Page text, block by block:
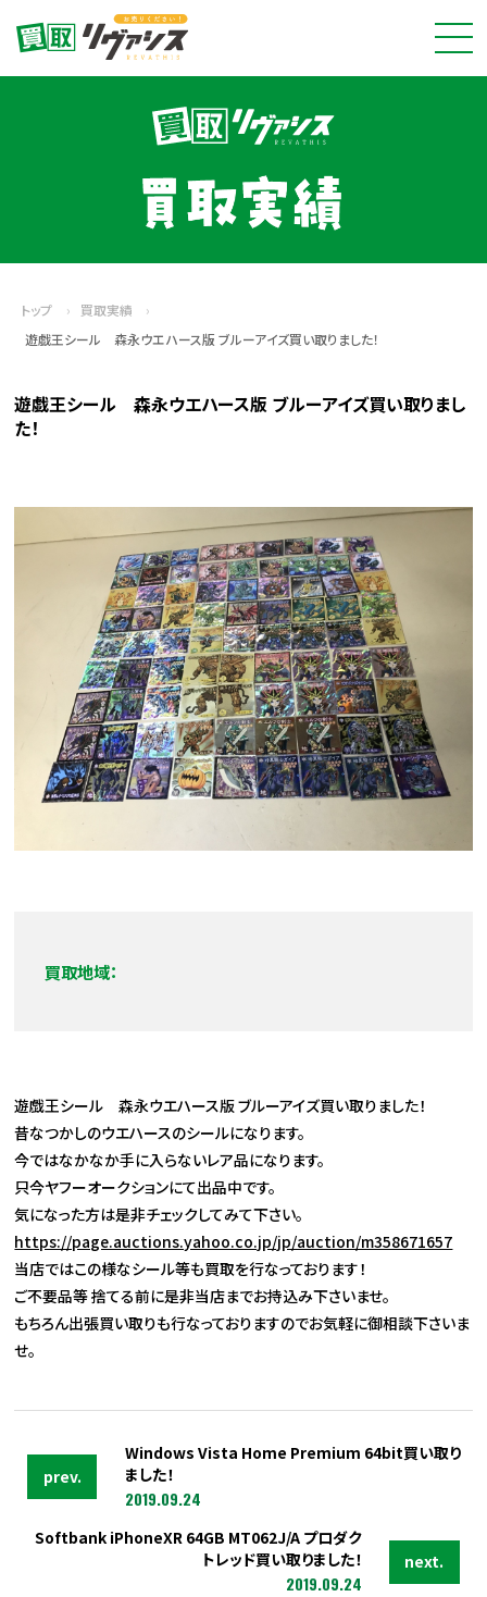
トップ › 買取実績
›
遊戯王シール 森永ウエハース版 ブルーアイズ買い取りました！
遊戯王シール 森永ウエハース版 ブルーアイズ買い取りまし
た！
買取地域：
遊戯王シール 森永ウエハース版 ブルーアイズ買い取りました！
昔なつかしのウエハースのシールになります。
今ではなかなか手に入らないレア品になります。
只今ヤフーオークションにて出品中です。
気になった方は是非チェックしてみて下さい。
https://page.auctions.yahoo.co.jp/jp/auction/m358671657
当店ではこの様なシール等も買取を行なっております！
ご不要品等 捨てる前に是非当店までお持込み下さいませ。
もちろん出張買い取りも行なっておりますのでお気軽に御相談下さいま
せ。
prev.
Windows Vista Home Premium 64bit買い取り
ました！
2019.09.24
next.
Softbank iPhoneXR 64GB MT062J/A プロダク
トレッド買い取りました！
2019.09.24